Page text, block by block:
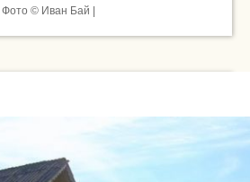
Фото © Иван Бай |